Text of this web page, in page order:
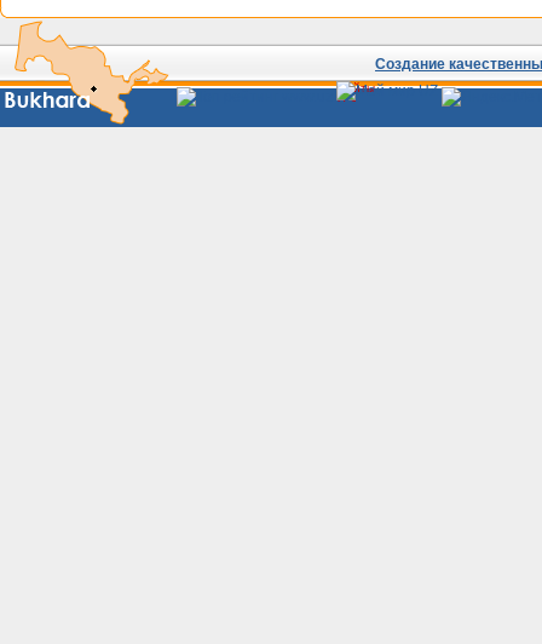
Создание
Сайты
Узбекистана